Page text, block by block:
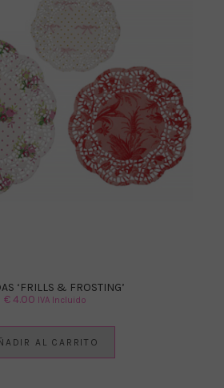
‘FRILLS & FROSTING’
€4.00 IVA Incluido
AL CARRITO